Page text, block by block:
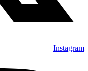
Instagram